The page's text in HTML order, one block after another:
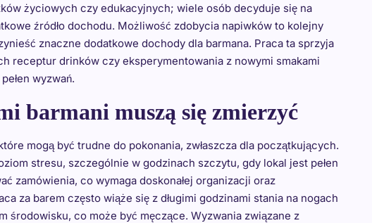
życiowych czy edukacyjnych; wiele osób decyduje się na
źródło dochodu. Możliwość zdobycia napiwków to kolejny
znaczne dodatkowe dochody dla barmana. Praca ta sprzyja
receptur drinków czy eksperymentowania z nowymi smakami
wyzwań.
barmani muszą się zmierzyć
mogą być trudne do pokonania, zwłaszcza dla początkujących.
stresu, szczególnie w godzinach szczytu, gdy lokal jest pełen
zamówienia, co wymaga doskonałej organizacji oraz
za barem często wiąże się z długimi godzinami stania na nogach
środowisku, co może być męczące. Wyzwania związane z